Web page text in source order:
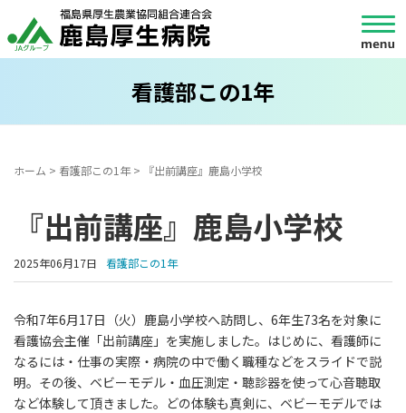
看護部この1年
ホーム > 看護部この1年> 『出前講座』鹿島小学校
『出前講座』鹿島小学校
2025年06月17日 看護部この1年
令和7年6月17日（火）鹿島小学校へ訪問し、6年生73名を対象に
看護協会主催「出前講座」を実施しました。はじめに、看護師に
なるには・仕事の実際・病院の中で働く職種などをスライドで説
明。その後、ベビーモデル・血圧測定・聴診器を使って心音聴取
など体験して頂きました。どの体験も真剣に、ベビーモデルでは